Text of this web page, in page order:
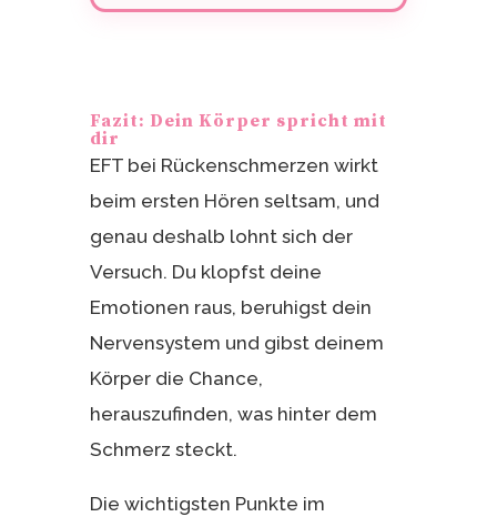
Fazit: Dein Körper spricht mit
dir
EFT bei Rückenschmerzen wirkt
beim ersten Hören seltsam, und
genau deshalb lohnt sich der
Versuch. Du klopfst deine
Emotionen raus, beruhigst dein
Nervensystem und gibst deinem
Körper die Chance,
herauszufinden, was hinter dem
Schmerz steckt.
Die wichtigsten Punkte im